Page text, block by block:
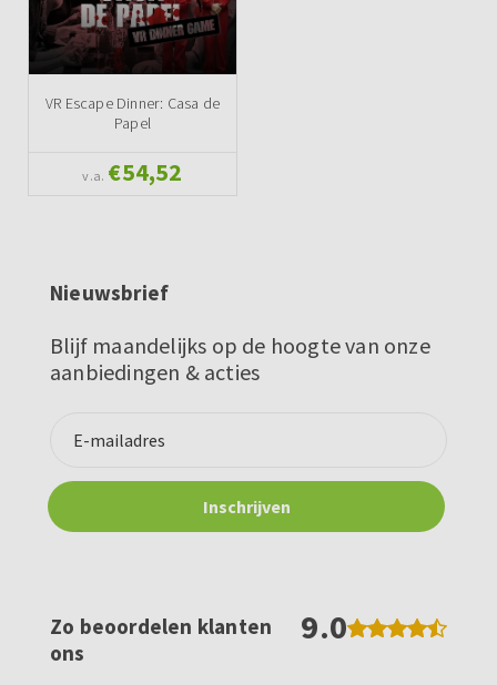
VR Escape Dinner: Casa de
Papel
v.a. €54,52
Nieuwsbrief
Blijf maandelijks op de hoogte van onze
aanbiedingen & acties
Zo beoordelen klanten
ons
9.0